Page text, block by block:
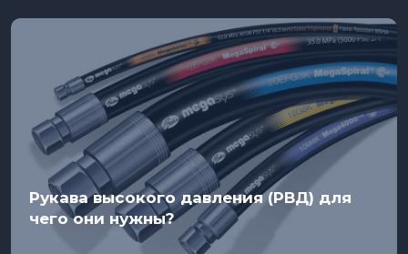
Рукава высокого давления (РВД) для
чего они нужны?